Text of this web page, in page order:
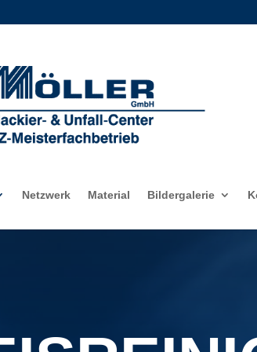
Netzwerk Material Bildergalerie